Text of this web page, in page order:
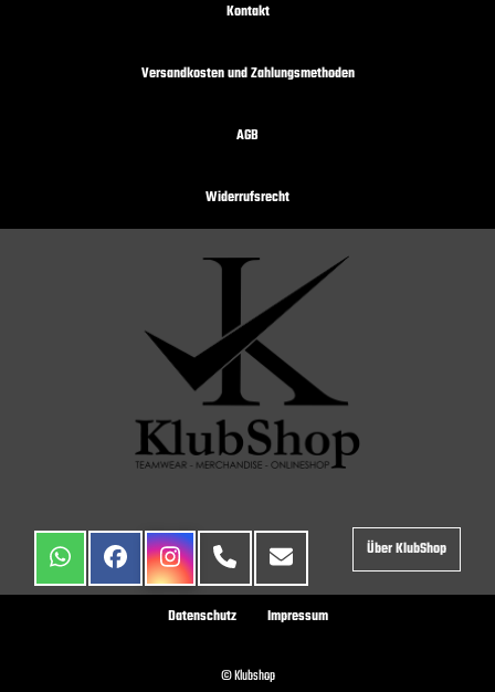
Kontakt
Versandkosten und Zahlungsmethoden
AGB
Widerrufsrecht
Über KlubShop
Datenschutz Impressum
© Klubshop